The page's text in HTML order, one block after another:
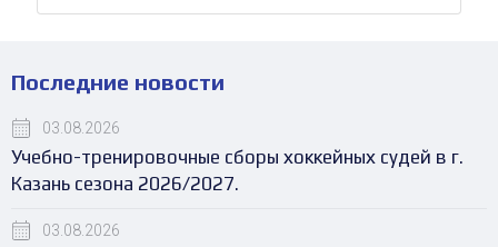
Последние новости
03.08.2026
Учебно-тренировочные сборы хоккейных судей в г.
Казань сезона 2026/2027.
03.08.2026